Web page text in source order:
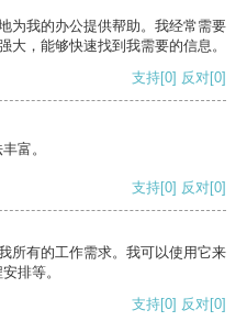
为我的办公提供帮助。我经常需要
大，能够快速找到我需要的信息。
支持[0] 反对[0]
富。
支持[0] 反对[0]
所有的工作需求。我可以使用它来
排等。
支持[0] 反对[0]